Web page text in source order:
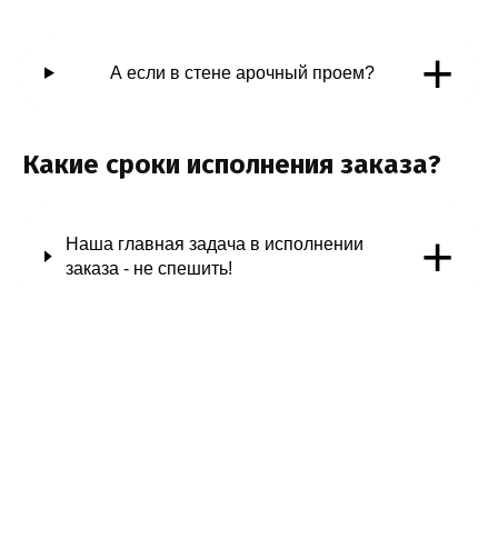
А если в стене арочный проем? +
Какие сроки исполнения заказа?
Наша главная задача в исполнении
заказа - не спешить!
+